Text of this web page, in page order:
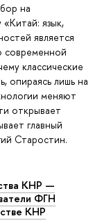
на
язык,
является
современной
классические
опираясь лишь на
меняют
открывает
главный
Старостин.
КНР —
ФГН
КНР